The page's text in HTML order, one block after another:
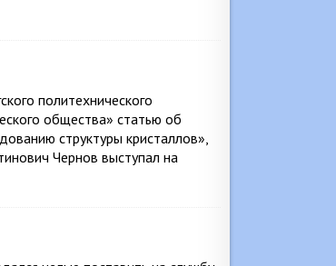
политехнического
общества» статью об
структуры кристаллов»,
Чернов выступал на